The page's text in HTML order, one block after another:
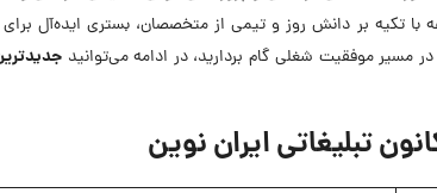
با تکیه بر دانش روز و تیمی از متخصصان، بستری ایده‌آل برای
مسیر موفقیت شغلی گام بردارید، در ادامه می‌توانید
تبلیغاتی ایران نوین